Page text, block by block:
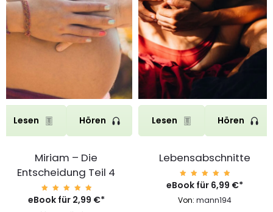
Lesen Hören
Miriam – Die
Entscheidung Teil 4
Bewerte
t mit
eBook für 2,99 €*
Lesen Hören
Lebensabschnitte
Bewerte
t mit
von 5
eBook für 6,99 €*
Von:mann194